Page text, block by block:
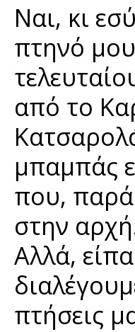
Ναι, κι
πτηνό
από το
μπαμπάς
που, παρά
στην
Αλλά,
πτήσεις